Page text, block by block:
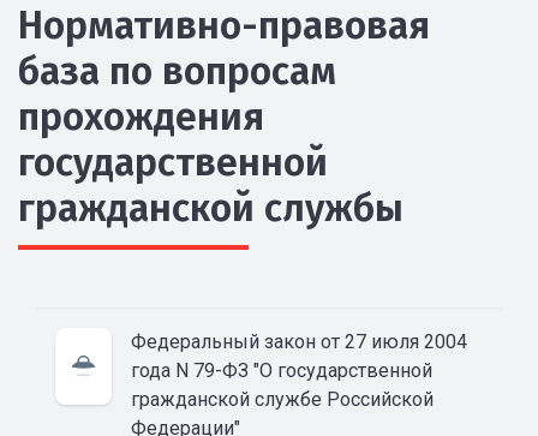
Нормативно-правовая
база по вопросам
прохождения
государственной
гражданской службы
Федеральный закон от 27 июля 2004
года N 79-ФЗ "О государственной
гражданской службе Российской
Федерации"